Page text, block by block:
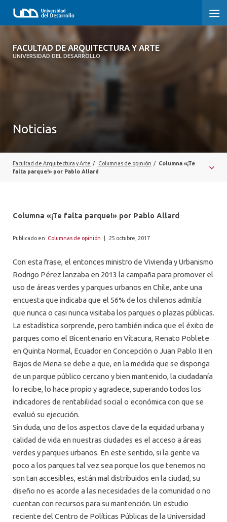
FACULTAD DE ARQUITECTURA Y ARTE
UNIVERSIDAD DEL DESARROLLO
FACULTAD DE ARQUITECTURA Y ARTE
MAGÍSTER
Noticias
Facultad de Arquitectura y Arte / Columnas de opinión / Columna «¡Te
falta parque!» por Pablo Allard
Columna «¡Te falta parque!» por Pablo Allard
Publicado en: Columnas de opinión 25 octubre, 2017
Con esta frase, el entonces ministro de Vivienda y Urbanismo
Rodrigo Pérez lanzaba en 2013 la campaña para promover el
uso de áreas verdes y parques urbanos en Chile, ante una
encuesta que indicaba que el 56% de los chilenos admitía
que nunca o casi nunca visitaba los parques o plazas públicas.
La estadística sorprende, pero también indica que el éxito de
parques como el Bicentenario en Vitacura, Renato Poblete
en Quinta Normal, Ecuador en Concepción o Juan Pablo II en
Bajos de Mena se debe a que, en la medida que se disponga
de un parque público cercano y bien mantenido, la ciudadanía
lo recibe, lo hace propio y agradece, superando todos los
indicadores de rentabilidad social o económica con que se
evaluó su ejecución.
Sin duda, uno de los aspectos clave de la equidad urbana y
calidad de vida en nuestras ciudades es el acceso a áreas
verdes y parques urbanos. En este sentido, si la gente va
poco a los parques tal vez sea porque los que tenemos no
son tan accesibles, están mal distribuidos en la ciudad, su
diseño no es acorde a las necesidades de la comunidad o no
cuentan con recursos para su mantención. Un estudio
reciente del Centro de Políticas Públicas de la Universidad